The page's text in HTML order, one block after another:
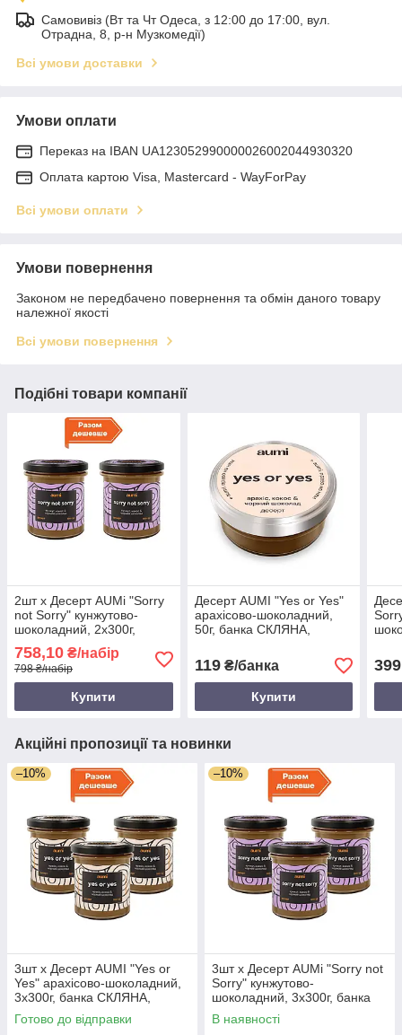
Самовивіз (Вт та Чт Одеса, з 12:00 до 17:00, вул.
Отрадна, 8, р-н Музкомедії)
Всі умови доставки
Умови оплати
Переказ на IBAN UA123052990000026002044930320
Оплата картою Visa, Mastercard - WayForPay
Всі умови оплати
Умови повернення
Законом не передбачено повернення та обмін даного товару
належної якості
Всі умови повернення
Подібні товари компанії
2шт х Десерт AUMi "Sorry
not Sorry" кунжутово-
шоколадний, 2х300г,
банка СКЛЯНА, тахіні з
чорним шоколадом
758,10 ₴/набір
798 ₴/набір
Купити
Десерт AUMI "Yes or Yes"
арахісово-шоколадний,
50г, банка СКЛЯНА,
шоколадом AUMI і
кокосом
119₴/банка
Купити
399
Акційні пропозиції та новинки
–10%
3шт х Десерт AUMI "Yes or
Yes" арахісово-шоколадний,
3х300г, банка СКЛЯНА,
арахісова паста з шоколадом
AUMI і кокосом
Готово до відправки
–10%
3шт х Десерт AUMi "Sorry not
Sorry" кунжутово-
шоколадний, 3х300г, банка
СКЛЯНА, тахіні з чорним
шоколадом
В наявності